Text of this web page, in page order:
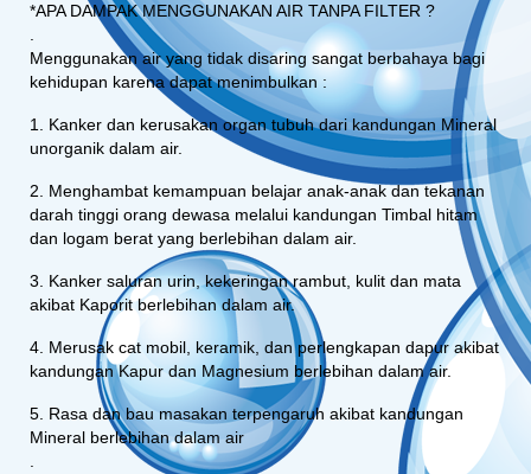
*APA DAMPAK MENGGUNAKAN AIR TANPA FILTER ?
.
Menggunakan air yang tidak disaring sangat berbahaya bagi
kehidupan karena dapat menimbulkan :
1. Kanker dan kerusakan organ tubuh dari kandungan Mineral
unorganik dalam air.
2. Menghambat kemampuan belajar anak-anak dan tekanan
darah tinggi orang dewasa melalui kandungan Timbal hitam
dan logam berat yang berlebihan dalam air.
3. Kanker saluran urin, kekeringan rambut, kulit dan mata
akibat Kaporit berlebihan dalam air.
4. Merusak cat mobil, keramik, dan perlengkapan dapur akibat
kandungan Kapur dan Magnesium berlebihan dalam air.
5. Rasa dan bau masakan terpengaruh akibat kandungan
Mineral berlebihan dalam air
.